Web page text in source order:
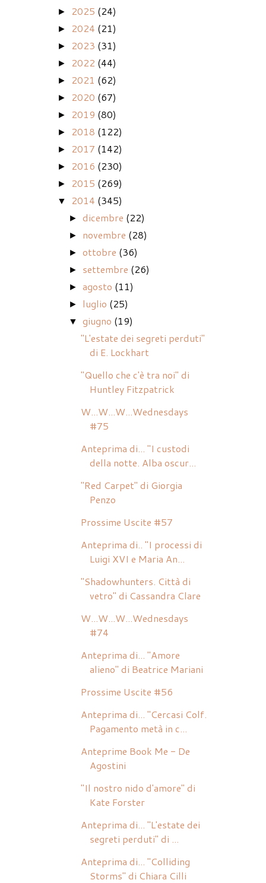
► 2025 (24)
► 2024 (21)
► 2023 (31)
► 2022 (44)
► 2021 (62)
► 2020 (67)
► 2019 (80)
► 2018 (122)
► 2017 (142)
► 2016 (230)
► 2015 (269)
▼ 2014 (345)
►dicembre (22)
► novembre (28)
►ottobre (36)
► settembre (26)
►agosto (11)
► luglio (25)
▼ giugno (19)
"L'estate dei segreti perduti"
di E. Lockhart
"Quello che c'è tra noi" di
Huntley Fitzpatrick
W...W...W...Wednesdays
#75
Anteprima di... "I custodi
della notte. Alba oscur...
"Red Carpet" di Giorgia
Penzo
Prossime Uscite #57
Anteprima di.. "I processi di
Luigi XVI e Maria An...
"Shadowhunters. Città di
vetro" di Cassandra Clare
W...W...W...Wednesdays
#74
Anteprima di... "Amore
alieno" di Beatrice Mariani
Prossime Uscite #56
Anteprima di... "Cercasi Colf.
Pagamento metà in c...
Anteprime Book Me - De
Agostini
"Il nostro nido d'amore" di
Kate Forster
Anteprima di... "L'estate dei
segreti perduti" di ...
Anteprima di... "Colliding
Storms" di Chiara Cilli